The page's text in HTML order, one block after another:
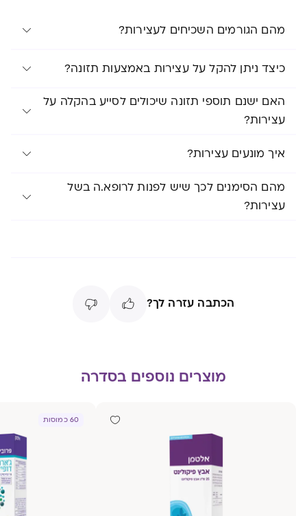
מהם הגורמים השכיחים לעצירות?
כיצד ניתן להקל על עצירות באמצעות תזונה?
האם ישנם תוספי תזונה שיכולים לסייע בהקלה על
עצירות?
איך מונעים עצירות?
מהם הסימנים לכך שיש לפנות לרופא.ה בשל
עצירות?
הכתבה עזרה לך?
מוצרים נוספים בסדרה
60 כמוסות